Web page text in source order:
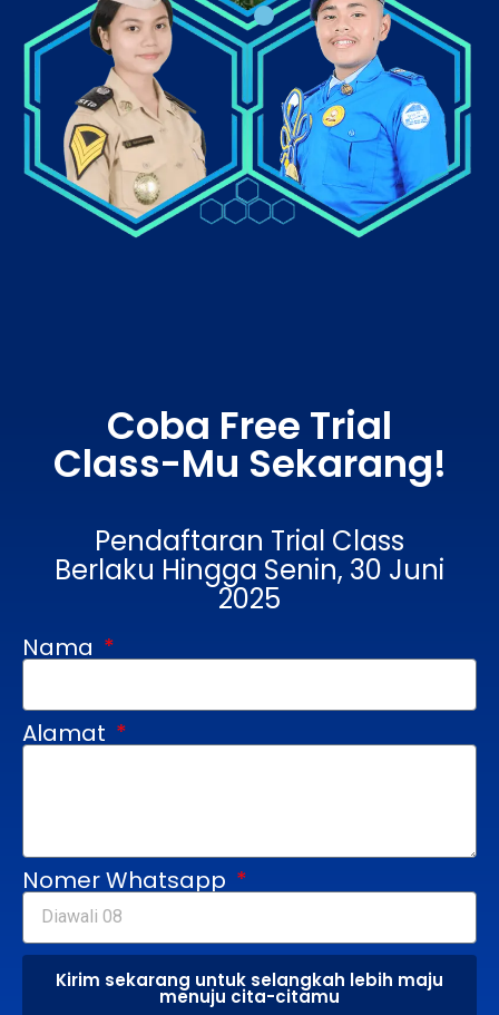
Coba Free Trial
Class-Mu Sekarang!
Pendaftaran Trial Class
Berlaku Hingga Senin, 30 Juni
2025
Nama
Alamat
Nomer Whatsapp
Kirim sekarang untuk selangkah lebih maju
menuju cita-citamu